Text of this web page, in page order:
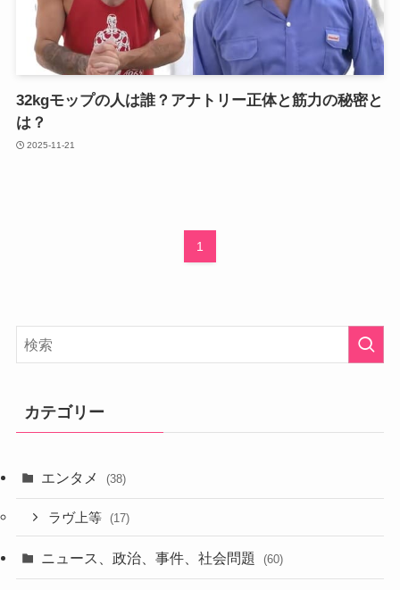
32kgモップの人は誰？アナトリー正体と筋力の秘密と
は？
2025-11-21
1
カテゴリー
エンタメ (38)
ラヴ上等 (17)
ニュース、政治、事件、社会問題 (60)